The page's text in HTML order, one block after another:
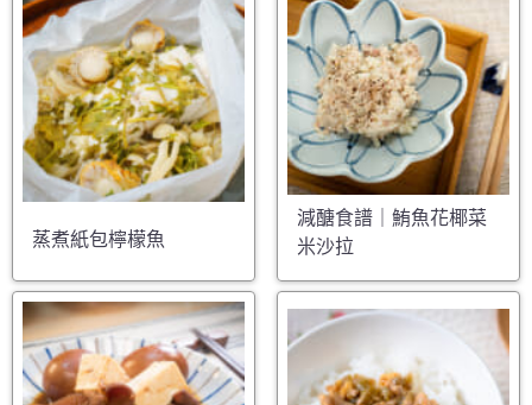
蒸煮紙包檸檬魚
減醣食譜｜鮪魚花椰菜
米沙拉